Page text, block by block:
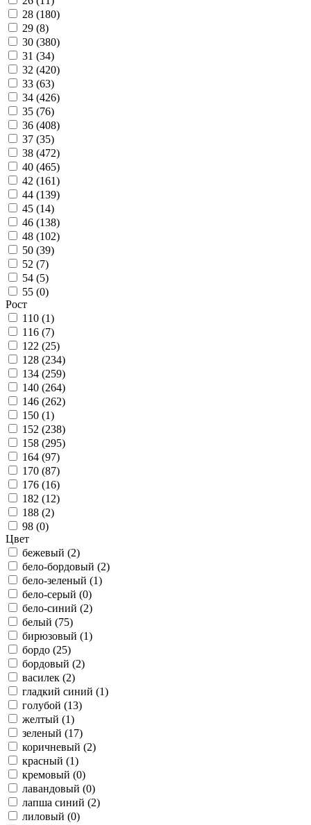
28 (180)
29 (8)
30 (380)
31 (34)
32 (420)
33 (63)
34 (426)
35 (76)
36 (408)
37 (35)
38 (472)
40 (465)
42 (161)
44 (139)
45 (14)
46 (138)
48 (102)
50 (39)
52 (7)
54 (5)
55 (0)
Рост
110 (1)
116 (7)
122 (25)
128 (234)
134 (259)
140 (264)
146 (262)
150 (1)
152 (238)
158 (295)
164 (97)
170 (87)
176 (16)
182 (12)
188 (2)
98 (0)
Цвет
бежевый (2)
бело-бордовый (2)
бело-зеленый (1)
бело-серый (0)
бело-синий (2)
белый (75)
бирюзовый (1)
бордо (25)
бордовый (2)
василек (2)
гладкий синий (1)
голубой (13)
желтый (1)
зеленый (17)
коричневый (2)
красный (1)
кремовый (0)
лавандовый (0)
лапша синий (2)
лиловый (0)